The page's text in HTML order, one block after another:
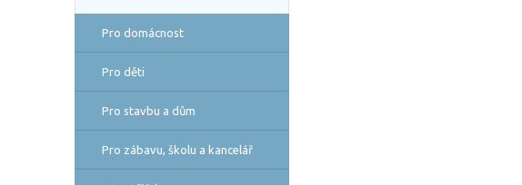
Pro domácnost
Pro děti
Pro stavbu a dům
Pro zábavu, školu a kancelář